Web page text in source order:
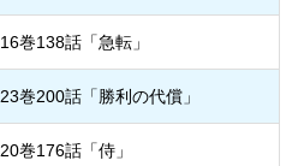
16巻138話「急転」
23巻200話「勝利の代償」
20巻176話「侍」